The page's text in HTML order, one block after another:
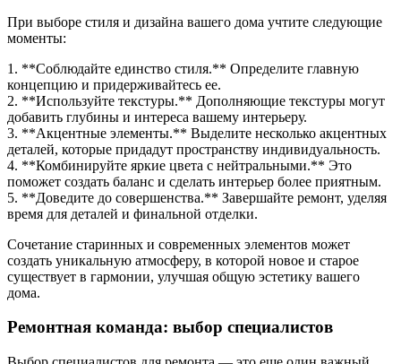
При выборе стиля и дизайна вашего дома учтите следующие
моменты:
1. **Соблюдайте единство стиля.** Определите главную
концепцию и придерживайтесь ее.
2. **Используйте текстуры.** Дополняющие текстуры могут
добавить глубины и интереса вашему интерьеру.
3. **Акцентные элементы.** Выделите несколько акцентных
деталей, которые придадут пространству индивидуальность.
4. **Комбинируйте яркие цвета с нейтральными.** Это
поможет создать баланс и сделать интерьер более приятным.
5. **Доведите до совершенства.** Завершайте ремонт, уделяя
время для деталей и финальной отделки.
Сочетание старинных и современных элементов может
создать уникальную атмосферу, в которой новое и старое
существует в гармонии, улучшая общую эстетику вашего
дома.
Ремонтная команда: выбор специалистов